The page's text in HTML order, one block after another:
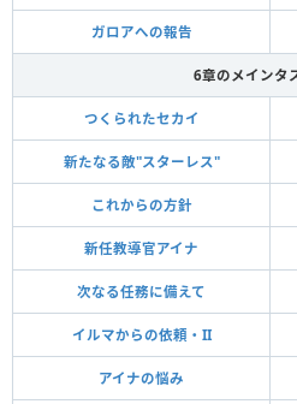
ガロアへの報告
6章のメインタ
つくられたセカイ
新たなる敵"スターレス"
これからの方針
新任教導官アイナ
次なる任務に備えて
イルマからの依頼・II
アイナの悩み